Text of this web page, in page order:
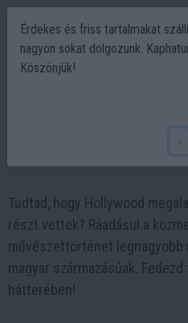
Tudtad, hogy Hollywood
részt vettek? Ráadásul a
művészettörténet legnagyobb
magyar származásúak.
hátterében!
Érdekes és friss tartalmakat
nagyon sokat dolgozunk.
Köszönjük!